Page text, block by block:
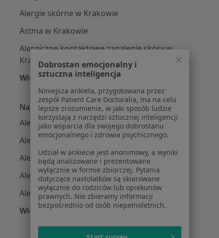
Alergie skórne w Krakowie
Astma w Krakowie
Alergiczne kontaktowe zapalenie skóry w
Krakowie
Więcej (15)
Więcej w kategorii: Najczęście leczone
Najpopularniejsze ubezpieczenia
Alergolodzy z Allianz w Krakowie
Alergolodzy z Signal Iduna w Krakowie
Alergolodzy z JP MEDICA w Krakowie
Alergolodzy z TU Zdrowie w Krakowie
Alergolodzy z Świat Zdrowia w Krakowie
Więcej (5)
Dobrostan emocjonalny i
sztuczna inteligencja
Niniejsza ankieta, przygotowana przez
zespół Patient Care Doctoralia, ma na celu
lepsze zrozumienie, w jaki sposób ludzie
korzystają z narzędzi sztucznej inteligencji
jako wsparcia dla swojego dobrostanu
emocjonalnego i zdrowia psychicznego.
Udział w ankiecie jest anonimowy, a wyniki
będą analizowane i prezentowane
wyłącznie w formie zbiorczej. Pytania
dotyczące nastolatków są skierowane
wyłącznie do rodziców lub opiekunów
prawnych. Nie zbieramy informacji
bezpośrednio od osób niepełnoletnich.